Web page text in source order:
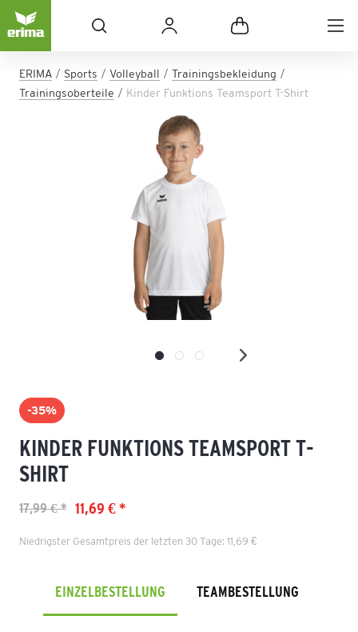
ERIMA Sports Volleyball
Trainingsbekleidung
Trainingsoberteile
Kinder Funktions Teamsport T-Shirt
-35%
KINDER FUNKTIONS TEAMSPORT T-
SHIRT
11,69 € *
17,99 € *
Niedrigster Gesamtpreis der letzten 30 Tage: 11,69 €
EINZELBESTELLUNG TEAMBESTELLUNG